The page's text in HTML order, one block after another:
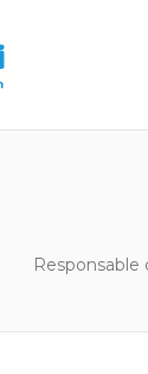
Responsable